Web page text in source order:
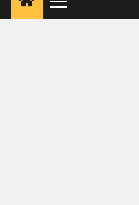
Primary
Menu